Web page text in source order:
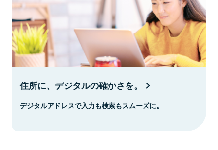
住所に、デジタルの確かさを。
デジタルアドレスで入力も検索もスムーズに。